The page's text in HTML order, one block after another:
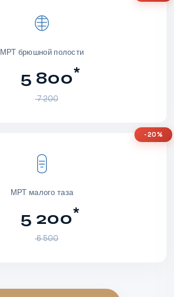
МРТ брюшной полости
5 800*
7 200
МРТ малого таза
5 200*
6 500
-20%